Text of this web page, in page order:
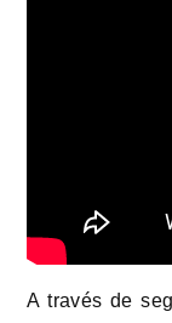
A través de